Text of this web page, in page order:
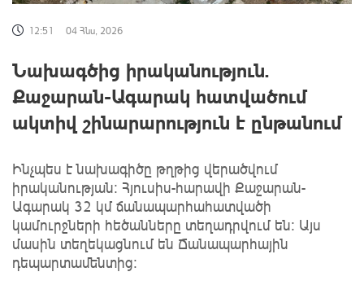
12:51 04 Հնս, 2026
Նախագծից իրականություն.
Քաջարան-Ագարակ հատվածում
ակտիվ շինարարություն է ընթանում
Ինչպես է նախագիծը թղթից վերածվում
իրականության։ Հյուսիս-հարավի Քաջարան-
Ագարակ 32 կմ ճանապարհահատվածի
կամուրջների հեծանները տեղադրվում են։ Այս
մասին տեղեկացնում են Ճանապարհային
դեպարտամենտից: